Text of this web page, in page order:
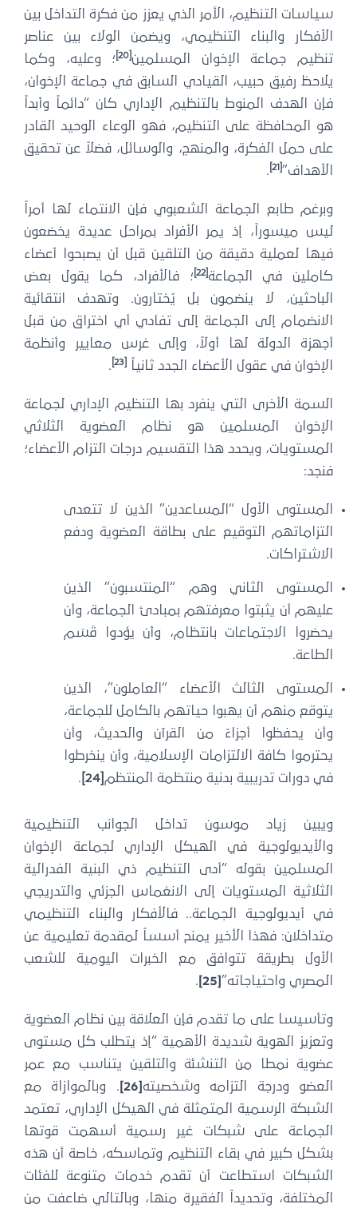
سياسات التنظيم، الأمر الذي يعزز من فكرة التداخل بين
الأفكار والبناء التنظيمي، ويضمن الولاء بين عناصر
تنظيم جماعة الإخوان المسلمين
؛ وعليه، وكما
يلاحظ رفيق حبيب، القيادي السابق في جماعة الإخوان،
فإن الهدف المنوط بالتنظيم الإداري كان “دائماً وأبداً
هو المحافظة على التنظيم، فهو الوعاء الوحيد القادر
على حمل الفكرة، والمنهج، والوسائل، فضلاً عن تحقيق
الأهداف”
.
وبرغم طابع الجماعة الشعبوي فإن الانتماء لها أمراً
ليس ميسوراً، إذ يمر الأفراد بمراحل عديدة يخضعون
فيها لعملية دقيقة من التلقين قبل أن يصبحوا أعضاء
كاملين في الجماعة[22]
؛ فالأفراد، كما يقول بعض
الباحثين، لا ينضمون بل يُختارون. وتهدف انتقائية
الانضمام إلى الجماعة إلى تفادي أي اختراق من قبل
أجهزة الدولة لها أولاً، وإلى غرس معايير وأنظمة
الإخوان في عقول الأعضاء الجدد ثانياً
.
السمة الأخرى التي ينفرد بها التنظيم الإداري لجماعة
الإخوان المسلمين هو نظام العضوية الثلاثي
المستويات، ويحدد هذا التقسيم درجات التزام الأعضاء؛
فنجد:
المستوى الأول “المساعدين” الذين لا تتعدى
التزاماتهم التوقيع على بطاقة العضوية ودفع
الاشتراكات.
المستوى الثاني وهم “المنتسبون” الذين
عليهم أن يثبتوا معرفتهم بمبادئ الجماعة، وأن
يحضروا الاجتماعات بانتظام، وأن يؤدوا قَسَم
الطاعة.
المستوى الثالث الأعضاء “العاملون”، الذين
يتوقع منهم أن يهبوا حياتهم بالكامل للجماعة،
وأن يحفظوا أجزاءً من القرآن والحديث، وأن
يحترموا كافة الالتزامات الإسلامية، وأن ينخرطوا
في دورات تدريبية بدنية منتظمة المنتظم
.
ويبين زياد موسون تداخل الجوانب التنظيمية
والأيديولوجية في الهيكل الإداري لجماعة الإخوان
المسلمين بقوله “أدى التنظيم ذي البنية الفدرالية
الثلاثية المستويات إلى الانغماس الجزئي والتدريجي
في أيديولوجية الجماعة.. فالأفكار والبناء التنظيمي
متداخلان: فهذا الأخير يمنح أسساً لمقدمة تعليمية عن
الأول بطريقة تتوافق مع الخبرات اليومية للشعب
المصري واحتياجاته”[25]
.
وتأسيسا على ما تقدم فإن العلاقة بين نظام العضوية
وتعزيز الهوية شديدة الأهمية “إذ يتطلب كل مستوى
عضوية نمطا من التنشئة والتلقين يتناسب مع عمر
العضو ودرجة التزامه وشخصيته[26]
. وبالموازاة مع
الشبكة الرسمية المتمثلة في الهيكل الإداري، تعتمد
الجماعة على شبكات غير رسمية أسهمت قوتها
بشكل كبير في بقاء التنظيم وتماسكه، خاصة أن هذه
الشبكات استطاعت أن تقدم خدمات متنوعة للفئات
المختلفة، وتحديداً الفقيرة منها، وبالتالي ضاعفت من